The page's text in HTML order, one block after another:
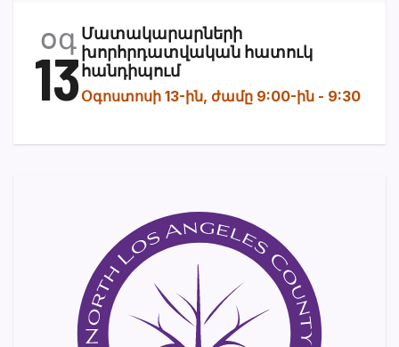
օգ
13
Մատակարարների
խորհրդատվական հատուկ
հանդիպում
Օգոստոսի 13-ին, ժամը 9:00-ին - 9:30